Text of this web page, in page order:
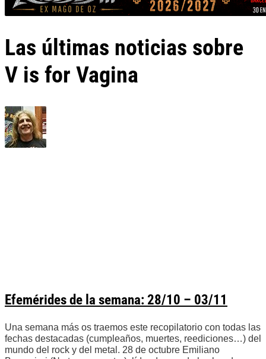
Las últimas noticias sobre
V is for Vagina
Efemérides de la semana: 28/10 – 03/11
Una semana más os traemos este recopilatorio con todas las
fechas destacadas (cumpleaños, muertes, reediciones…) del
mundo del rock y del metal. 28 de octubre Emiliano